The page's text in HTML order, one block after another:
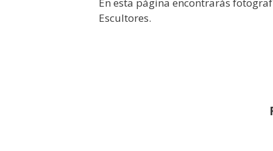
Escultores.